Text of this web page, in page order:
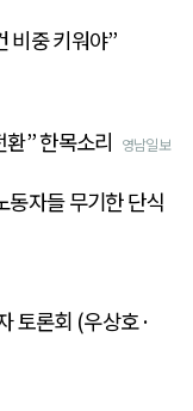
비중 키워야”
” 한목소리 영남일보
동자들 무기한 단식
토론회 (우상호·